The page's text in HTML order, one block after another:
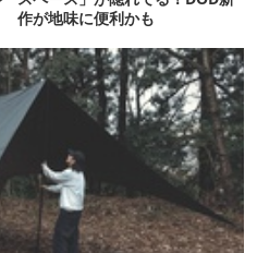
作が地味に便利かも